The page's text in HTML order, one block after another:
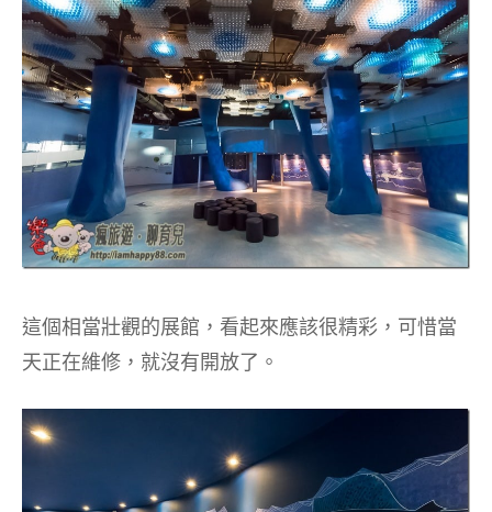
這個相當壯觀的展館，看起來應該很精彩，可惜當
天正在維修，就沒有開放了。